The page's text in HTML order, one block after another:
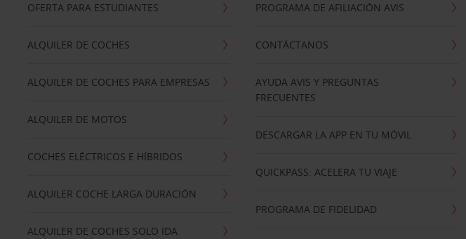
OFERTA PARA ESTUDIANTES
ALQUILER DE COCHES
ALQUILER DE COCHES PARA EMPRESAS
ALQUILER DE MOTOS
COCHES ELÉCTRICOS E HÍBRIDOS
ALQUILER COCHE LARGA DURACIÓN
ALQUILER DE COCHES SOLO IDA
PROGRAMA DE AFILIACIÓN AVIS
CONTÁCTANOS
AYUDA AVIS Y PREGUNTAS
FRECUENTES
DESCARGAR LA APP EN TU MÓVIL
QUICKPASS: ACELERA TU VIAJE
PROGRAMA DE FIDELIDAD